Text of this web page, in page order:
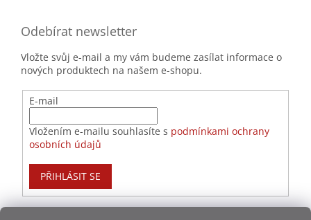
Odebírat newsletter
Vložte svůj e-mail a my vám budeme zasílat informace o
nových produktech na našem e-shopu.
E-mail
Vložením e-mailu souhlasíte s podmínkami ochrany
osobních údajů
PŘIHLÁSIT SE